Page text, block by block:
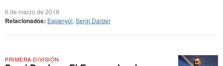
6 de marzo de 2018
Relacionados: Espanyol, Sergi Darder
PRIMERA DIVISIÓN